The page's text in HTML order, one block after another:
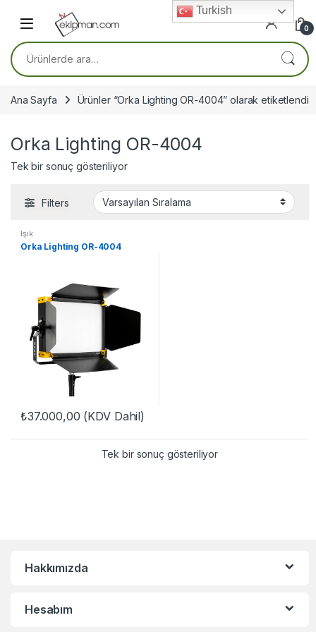
0
Ara:
Ana Sayfa Ürünler “Orka Lighting OR-4004” olarak etiketlendi
Orka Lighting OR-4004
Tek bir sonuç gösteriliyor
Filters
Işık
Orka Lighting OR-4004
₺37.000,00 (KDV Dahil)
Tek bir sonuç gösteriliyor
Hakkımızda
Hesabım
Turkish